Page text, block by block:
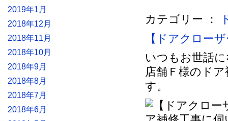
カテゴリー ：
【ドアクロー
いつもお世話
店舗Ｆ様のド
す。
2019年1月
2018年12月
2018年11月
2018年10月
2018年9月
2018年8月
2018年7月
2018年6月